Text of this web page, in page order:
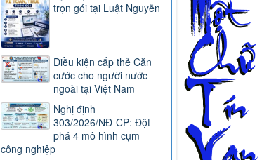
trọn gói tại Luật Nguyễn
Điều kiện cấp thẻ Căn
cước cho người nước
ngoài tại Việt Nam
Nghị định
303/2026/NĐ-CP: Đột
phá 4 mô hình cụm
công nghiệp